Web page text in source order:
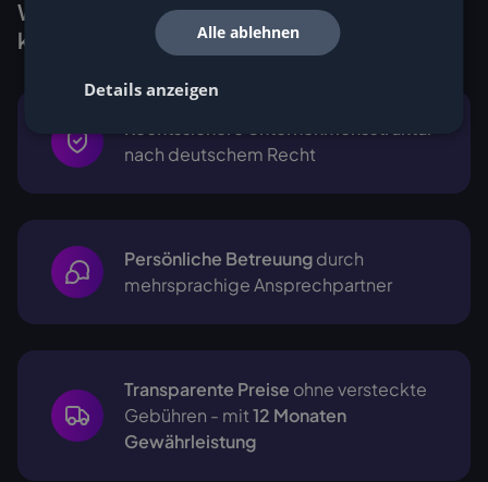
Warum Kunden Miner bei Cryptohall24
kaufen
nach deutschem Recht
Persönliche Betreuungdurch
mehrsprachigeAnsprechpartner
Transparente Preise ohne versteckte
Gebühren - mit12 Monaten
Gewährleistung
Alle ablehnen
Details anzeigen